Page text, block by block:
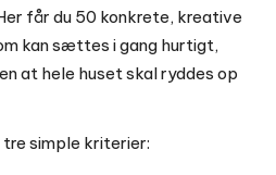
får du 50 konkrete, kreative
kan sættes i gang hurtigt,
at hele huset skal ryddes op
simple kriterier: